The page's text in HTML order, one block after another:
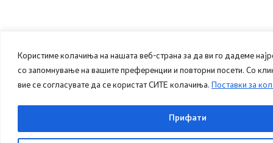
Користиме колачиња на нашата веб-страна за да ви го дадеме
со запомнување на вашите преференции и повторни посети. Со
вие се согласувате да се користат СИТЕ колачиња. Поставки за
Прифати